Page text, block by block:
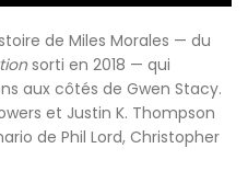
de Miles Morales — du
sorti en 2018 — qui
aux côtés de Gwen Stacy.
et Justin K. Thompson
de Phil Lord, Christopher